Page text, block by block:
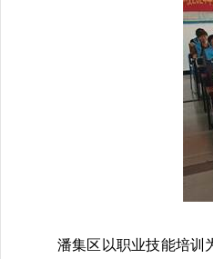
开展保
潘集区以职业技能培训